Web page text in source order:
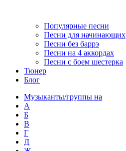
Популярные песни
Песни для начинающих
Песни без баррэ
Песни на 4 аккордах
Песни с боем шестерка
Тюнер
Блог
Музыканты/группы на
А
Б
В
Г
Д